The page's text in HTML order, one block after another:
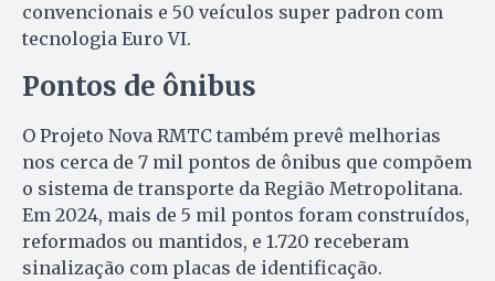
convencionais e 50 veículos super padron com
tecnologia Euro VI.
Pontos de ônibus
O Projeto Nova RMTC também prevê melhorias
nos cerca de 7 mil pontos de ônibus que compõem
o sistema de transporte da Região Metropolitana.
Em 2024, mais de 5 mil pontos foram construídos,
reformados ou mantidos, e 1.720 receberam
sinalização com placas de identificação.